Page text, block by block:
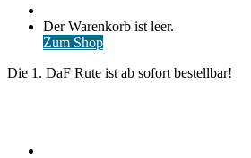
Warenkorb
ansehen
Der Warenkorb ist leer.
Zum Shop
Die 1. DaF Rute ist ab sofort bestellbar!